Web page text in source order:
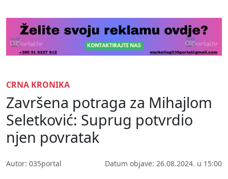
CRNA KRONIKA
Završena potraga za Mihajlom
Seletković: Suprug potvrdio
njen povratak
Autor: 035portal Datum objave: 26.08.2024. u 15:00